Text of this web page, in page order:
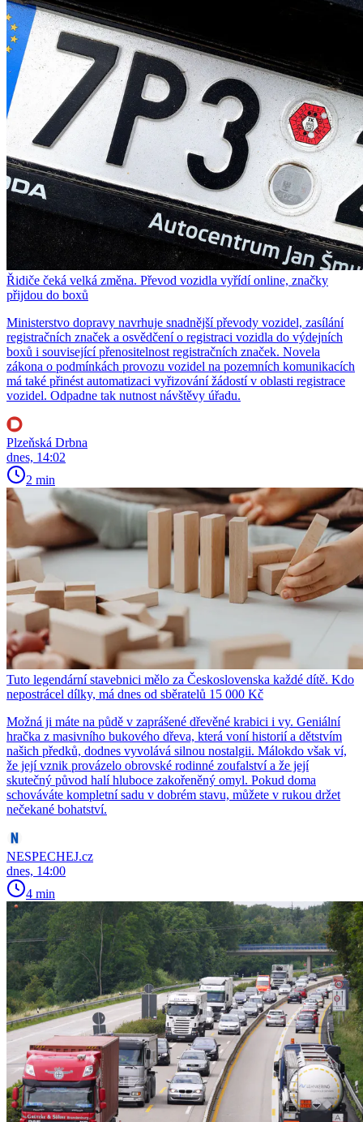
Řidiče čeká velká změna. Převod vozidla vyřídí online, značky
přijdou do boxů
Ministerstvo dopravy navrhuje snadnější převody vozidel, zasílání
registračních značek a osvědčení o registraci vozidla do výdejních
boxů i související přenositelnost registračních značek. Novela
zákona o podmínkách provozu vozidel na pozemních komunikacích
má také přinést automatizaci vyřizování žádostí v oblasti registrace
vozidel. Odpadne tak nutnost návštěvy úřadu.
Plzeňská Drbna
dnes, 14:02
2 min
Tuto legendární stavebnici mělo za Československa každé dítě. Kdo
nepostrácel dílky, má dnes od sběratelů 15 000 Kč
Možná ji máte na půdě v zaprášené dřevěné krabici i vy. Geniální
hračka z masivního bukového dřeva, která voní historií a dětstvím
našich předků, dodnes vyvolává silnou nostalgii. Málokdo však ví,
že její vznik provázelo obrovské rodinné zoufalství a že její
skutečný původ halí hluboce zakořeněný omyl. Pokud doma
schováváte kompletní sadu v dobrém stavu, můžete v rukou držet
nečekané bohatství.
NESPECHEJ.cz
dnes, 14:00
4 min